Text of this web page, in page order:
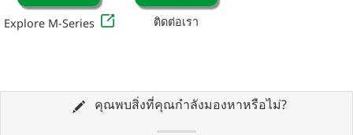
Explore M-Series ติดต่อเรา
คุณพบสิ่งที่คุณกำลังมองหาหรือไม่?